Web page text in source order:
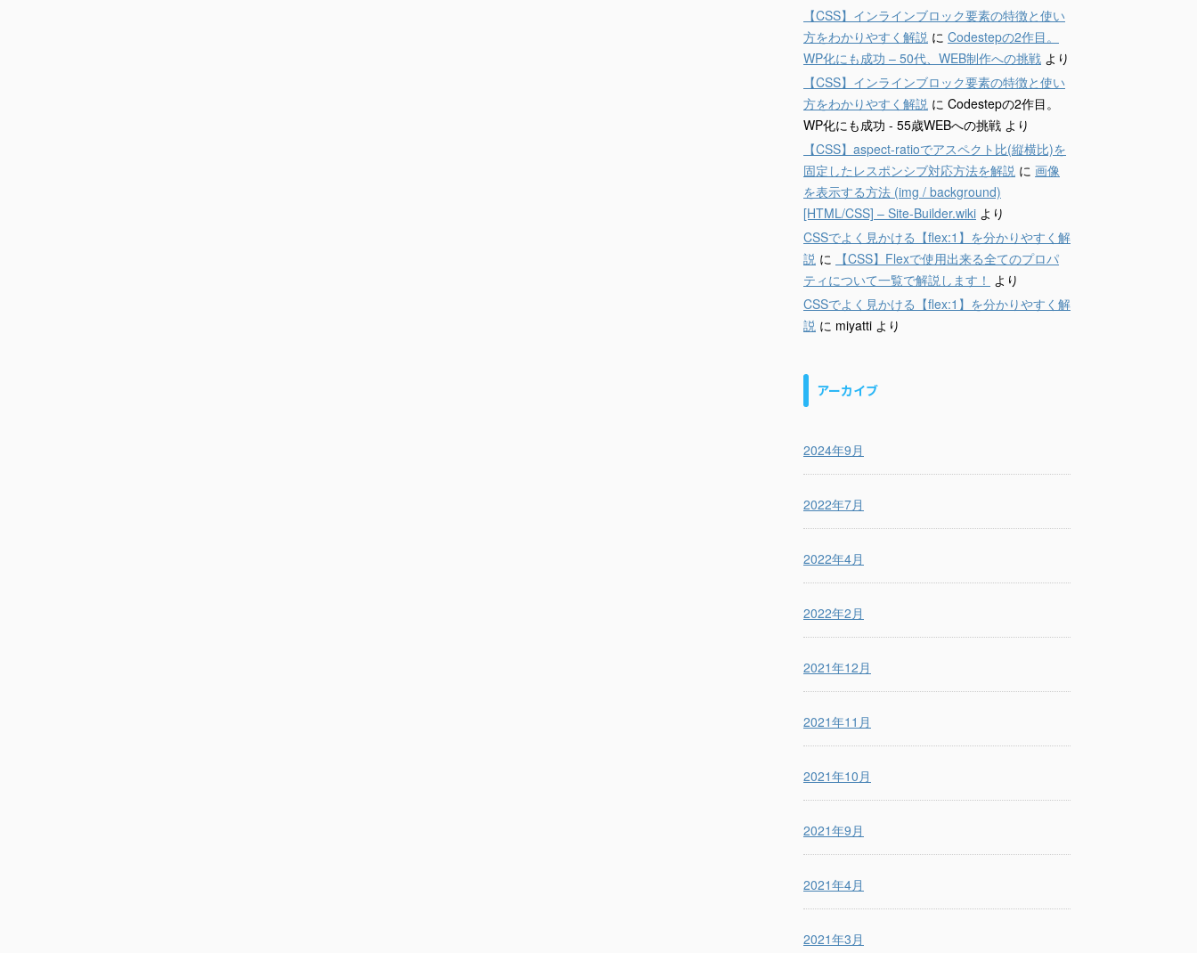
【CSS】インラインブロック要素の特徴と使い
方をわかりやすく解説 に Codestepの2作目。
WP化にも成功 – 50代、WEB制作への挑戦 より
【CSS】インラインブロック要素の特徴と使い
方をわかりやすく解説 に Codestepの2作目。
WP化にも成功 - 55歳WEBへの挑戦 より
【CSS】aspect-ratioでアスペクト比(縦横比)を
固定したレスポンシブ対応方法を解説 に 画像
を表示する方法 (img / background)
[HTML/CSS] – Site-Builder.wiki より
CSSでよく見かける【flex:1】を分かりやすく解
説 に
【CSS】Flexで使用出来る全てのプロパ
ティについて一覧で解説します！ より
CSSでよく見かける【flex:1】を分かりやすく解
説 に miyatti より
アーカイブ
2024年9月
2022年7月
2022年4月
2022年2月
2021年12月
2021年11月
2021年10月
2021年9月
2021年4月
2021年3月